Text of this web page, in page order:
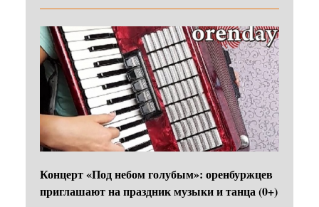
Концерт «Под небом голубым»: оренбуржцев
приглашают на праздник музыки и танца (0+)